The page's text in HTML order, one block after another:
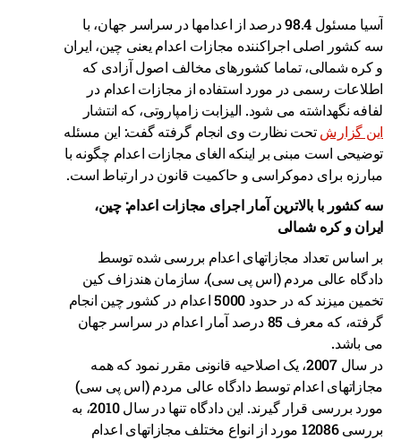
آسیا مسئول 98.4 درصد از اعدامها در سراسر جهان، با
سه کشور اصلی اجراکننده مجازات اعدام یعنی چین، ایران
و کره شمالی، تماما کشورهای مخالف اصول آزادی که
اطلاعات رسمی در مورد استفاده از مجازات اعدام در
لفافه نگهداشته می شود. الیزابت زامپاروتی، که انتشار
این گزارشتحت نظارت وی انجام گرفته گفت: این مسئله
توضیحی است مبنی بر اینکه الغای مجازات اعدام چگونه با
مبارزه برای دموکراسی و حاکمیت قانون در ارتباط است.
سه کشور با بالاترین آمار اجرای مجازات اعدام: چین،
ایران و کره شمالی
بر اساس تعداد مجازاتهای اعدام بررسی شده توسط
دادگاه عالی مردم (اس پی سی)، سازمان هندزاف کین
تخمین میزند که در حدود 5000 اعدام در کشور چین انجام
گرفته، که معرف 85 درصد آمار اعدام در سراسر جهان
می باشد.
در سال 2007، یک اصلاحیه قانونی مقرر نمود که همه
مجازاتهای اعدام توسط دادگاه عالی مردم (اس پی سی)
مورد بررسی قرار گیرند. این دادگاه تنها در سال 2010، به
بررسی 12086 مورد از انواع مختلف مجازاتهای اعدام